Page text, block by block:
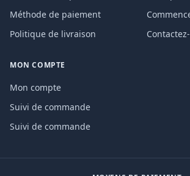
Méthode de paiement
Politique de livraison
MON COMPTE
Mon compte
Suivi de commande
Suivi de commande